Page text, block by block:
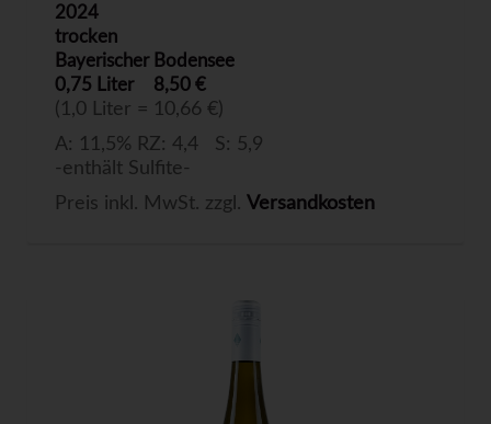
2024
trocken
Bayerischer Bodensee
0,75 Liter
8,50 €
(1,0 Liter = 10,66 €)
A: 11,5% RZ: 4,4 S: 5,9
-enthält Sulfite-
Preis inkl. MwSt. zzgl. Versandkosten